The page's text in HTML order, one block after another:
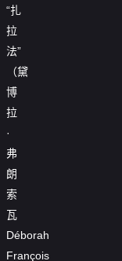
“扎
拉
法”
（黛
博
拉
·
弗
朗
索
瓦
Déborah
François